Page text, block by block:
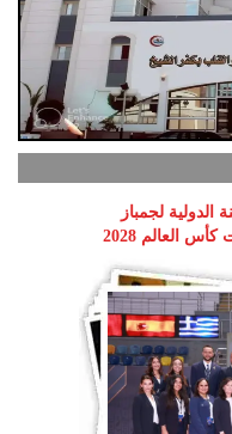
الدولية لجمباز
العالم 2028